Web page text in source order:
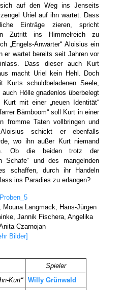
auf den Weg ins Jenseits
Uriel auf ihn wartet. Dass
Einträge zieren, spricht
Zutritt ins Himmelreich zu
„Engels-Anwärter“ Aloisius ein
er wartet bereits seit Jahren vor
Dass dieser auch Kurt
macht Uriel kein Hehl. Doch
Kurts schuldbeladenen Seele,
Hölle gnadenlos überbelegt
mit einer „neuen Identität“
Bärnboom“ soll Kurt in einer
fromme Taten vollbringen und
schickt er ebenfalls
wo ihn außer Kurt niemand
Ob die beiden trotz der
Schafe“ und des mangelnden
schaffen, durch ihr Handeln
ins Paradies zu erlangen?
Mouna Langmack, Hans-Jürgen
Jannik Fischera, Angelika
Czarnojan
Bilder]
Spieler
Kurt“
Willy Grünwald